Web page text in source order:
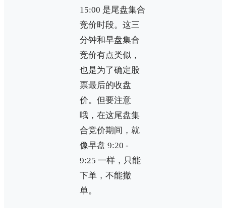
15:00 是尾盘集合
竞价时段。这三
分钟和早盘集合
竞价有点类似，
也是为了确定股
票最后的收盘
价。但要注意
哦，在这尾盘集
合竞价期间，就
像早盘 9:20 -
9:25 一样，只能
下单，不能撤
单。